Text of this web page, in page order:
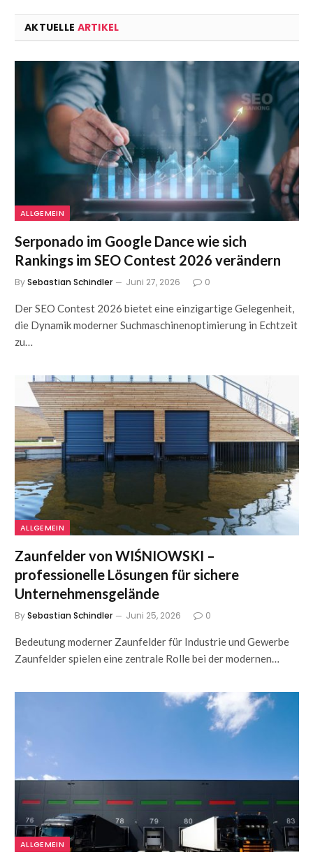
AKTUELLE ARTIKEL
ALLGEMEIN
Serponado im Google Dance wie sich
Rankings im SEO Contest 2026 verändern
BySebastian Schindler Juni 27, 2026 0
Der SEO Contest 2026 bietet eine einzigartige Gelegenheit,
die Dynamik moderner Suchmaschinenoptimierung in Echtzeit
zu…
ALLGEMEIN
Zaunfelder von WIŚNIOWSKI –
professionelle Lösungen für sichere
Unternehmensgelände
BySebastian Schindler Juni 25, 2026 0
Bedeutung moderner Zaunfelder für Industrie und Gewerbe
Zaunfelder spielen eine zentrale Rolle bei der modernen…
ALLGEMEIN